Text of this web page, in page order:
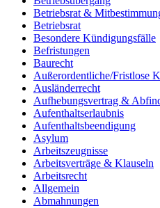
Betriebsrat &
Betriebsrat
Besondere Kündigungsfälle
Befristungen
Baurecht
Außerordentliche/Fristlose
Ausländerrecht
Aufhebungsvertrag &
Aufenthaltserlaubnis
Aufenthaltsbeendigung
Asylum
Arbeitszeugnisse
Arbeitsverträge & Klauseln
Arbeitsrecht
Allgemein
Abmahnungen